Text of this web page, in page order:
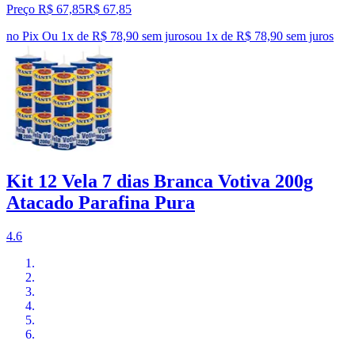
Preço R$ 67,85R$ 67,85
no Pix Ou 1x de R$ 78,90 sem jurosou 1x de R$ 78,90 sem juros
Kit 12 Vela 7 dias Branca Votiva 200g
Atacado Parafina Pura
4.6